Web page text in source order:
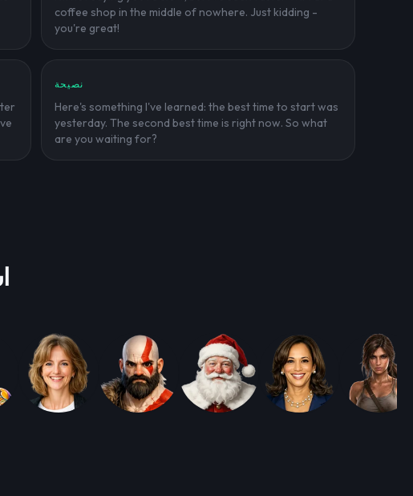
coffee shop in the middle of nowhere. Just kidding -
you're great!
نصيحة
Here's something I've learned: the best time to start was
yesterday. The second best time is right now. So what
are you waiting for?